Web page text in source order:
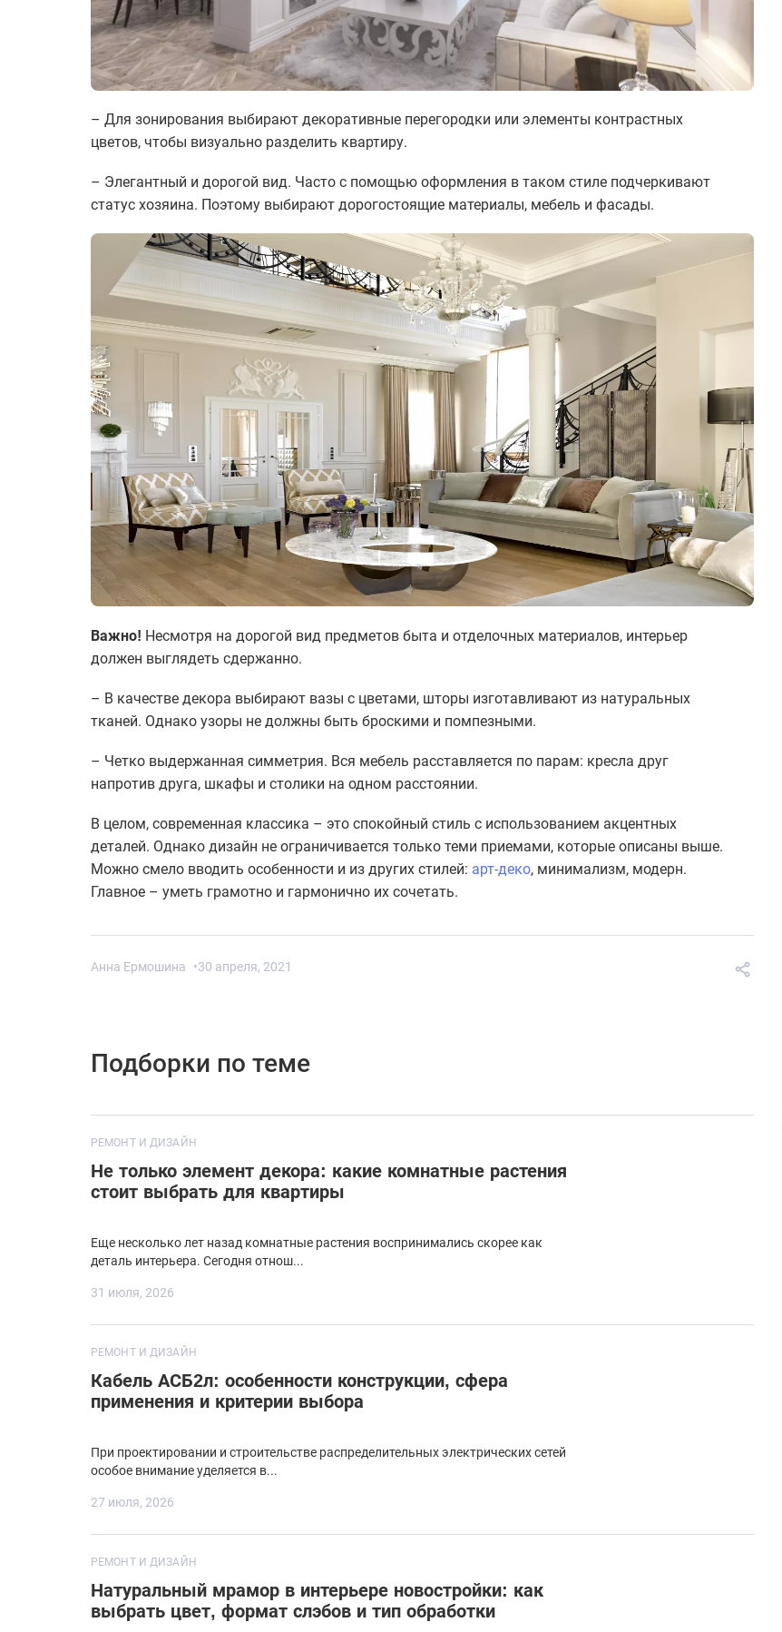
– Для зонирования выбирают декоративные перегородки или элементы контрастных
цветов, чтобы визуально разделить квартиру.
– Элегантный и дорогой вид. Часто с помощью оформления в таком стиле подчеркивают
статус хозяина. Поэтому выбирают дорогостоящие материалы, мебель и фасады.
Важно! Несмотря на дорогой вид предметов быта и отделочных материалов, интерьер
должен выглядеть сдержанно.
– В качестве декора выбирают вазы с цветами, шторы изготавливают из натуральных
тканей. Однако узоры не должны быть броскими и помпезными.
– Четко выдержанная симметрия. Вся мебель расставляется по парам: кресла друг
напротив друга, шкафы и столики на одном расстоянии.
В целом, современная классика – это спокойный стиль с использованием акцентных
деталей. Однако дизайн не ограничивается только теми приемами, которые описаны выше.
Можно смело вводить особенности и из других стилей: арт-деко, минимализм, модерн.
Главное – уметь грамотно и гармонично их сочетать.
Анна Ермошина •30 апреля, 2021
Подборки по теме
РЕМОНТ И ДИЗАЙН
Не только элемент декора: какие комнатные растения
стоит выбрать для квартиры
Еще несколько лет назад комнатные растения воспринимались скорее как
деталь интерьера. Сегодня отнош...
31 июля, 2026
РЕМОНТ И ДИЗАЙН
Кабель АСБ2л: особенности конструкции, сфера
применения и критерии выбора
При проектировании и строительстве распределительных электрических сетей
особое внимание уделяется в...
27 июля, 2026
РЕМОНТ И ДИЗАЙН
Натуральный мрамор в интерьере новостройки: как
выбрать цвет, формат слэбов и тип обработки